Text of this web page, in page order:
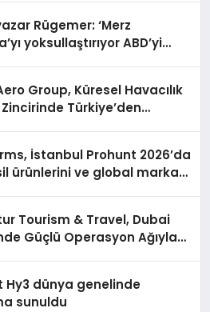
Rügemer: ‘Merz
yoksullaştırıyor ABD’yi
Group, Küresel Havacılık
Türkiye’den
İstanbul Prohunt 2026’da
ürünlerini ve global marka
Tourism & Travel, Dubai
Güçlü Operasyon Ağıyla
Hy3 dünya genelinde
sunuldu